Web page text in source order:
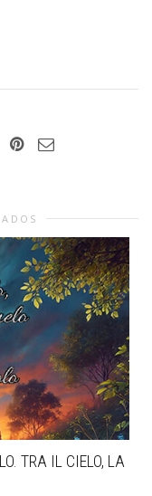
TRA IL CIELO, LA